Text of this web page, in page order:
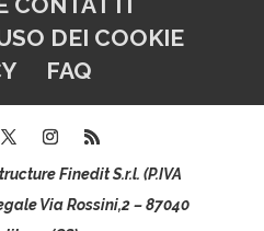
DEI COOKIE
FAQ
Finedit S.r.l. (P.IVA
Via Rossini,2 – 87040